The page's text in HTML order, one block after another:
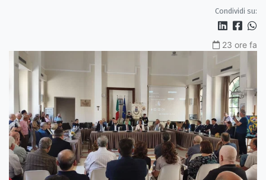
Condividi su:
23 ore fa